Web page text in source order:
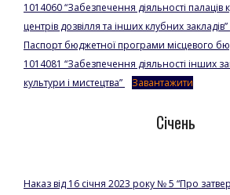
1014060 “Забезпечення діяльності палаців
центрів дозвілля та інших клубних закладів”
Паспорт бюджетної програми місцевого
1014081 “Забезпечення діяльності інших
культури і мистецтва”
Завантажити
Січень
Наказ від 16 січня 2023 року № 5 “Про